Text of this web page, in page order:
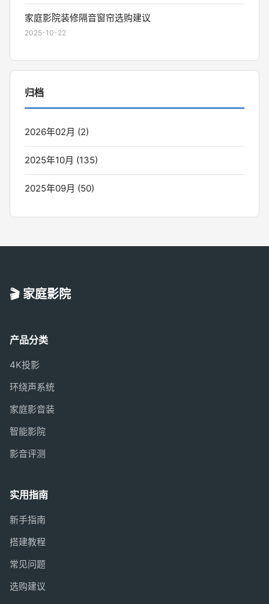
家庭影院装修隔音窗帘选购建议
2025-10-22
归档
2026年02月 (2)
2025年10月 (135)
2025年09月 (50)
🎬 家庭影院
产品分类
4K投影
环绕声系统
家庭影音装
智能影院
影音评测
实用指南
新手指南
搭建教程
常见问题
选购建议